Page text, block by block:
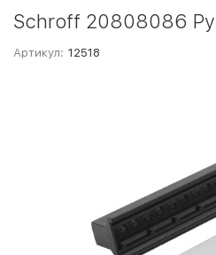
Schroff 20808086
Артикул: 12518